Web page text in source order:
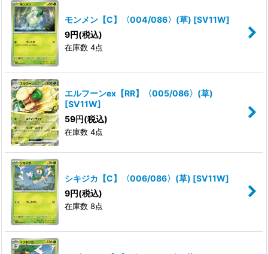
モンメン【C】〈004/086〉(草) [SV11W]
9円(税込)
在庫数 4点
エルフーンex【RR】〈005/086〉(草)
[SV11W]
59円(税込)
在庫数 4点
シキジカ【C】〈006/086〉(草) [SV11W]
9円(税込)
在庫数 8点